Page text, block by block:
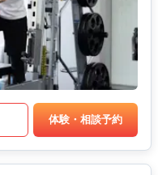
体験・相談予約